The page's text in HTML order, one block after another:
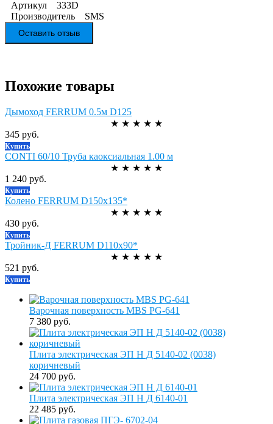
Артикул 333D
Производитель SMS
Оставить отзыв
Похожие товары
Дымоход FERRUM 0.5м D125
★ ★ ★ ★ ★
345 руб.
Купить
CONTI 60/10 Труба каоксиальная 1.00 м
★ ★ ★ ★ ★
1 240 руб.
Купить
Колено FERRUM D150х135*
★ ★ ★ ★ ★
430 руб.
Купить
Тройник-Д FERRUM D110х90*
★ ★ ★ ★ ★
521 руб.
Купить
Варочная поверхность MBS PG-641
7 380 руб.
Плита электрическая ЭП Н Д 5140-02 (0038)
коричневый
24 700 руб.
Плита электрическая ЭП Н Д 6140-01
22 485 руб.